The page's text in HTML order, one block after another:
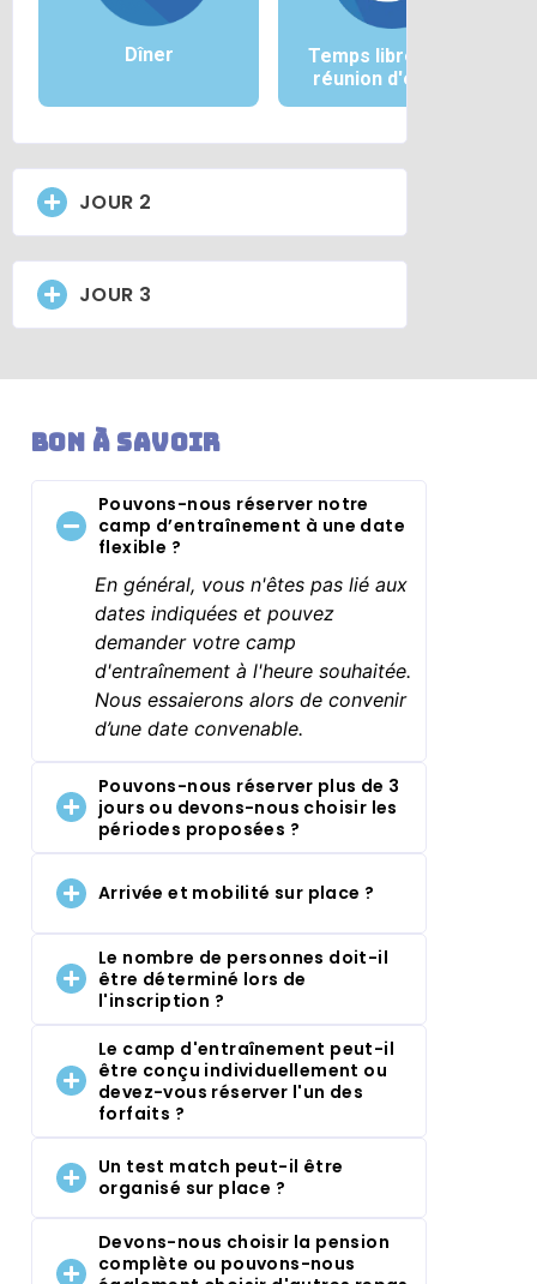
Dîner
Temps libre et/ou
réunion d'équipe
JOUR 2
JOUR 3
Bon à savoir
Pouvons-nous réserver notre
camp d’entraînement à une date
flexible ?
En général, vous n'êtes pas lié aux
dates indiquées et pouvez
demander votre camp
d'entraînement à l'heure souhaitée.
Nous essaierons alors de convenir
d’une date convenable.
Pouvons-nous réserver plus de 3
jours ou devons-nous choisir les
périodes proposées ?
Arrivée et mobilité sur place ?
Le nombre de personnes doit-il
être déterminé lors de
l'inscription ?
Le camp d'entraînement peut-il
être conçu individuellement ou
devez-vous réserver l'un des
forfaits ?
Un test match peut-il être
organisé sur place ?
Devons-nous choisir la pension
complète ou pouvons-nous